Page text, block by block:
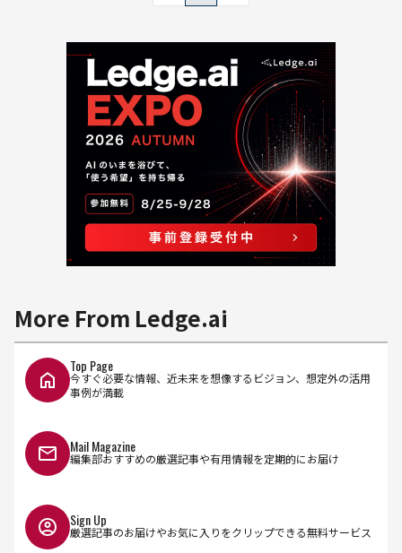
More From Ledge.ai
Top Page
今すぐ必要な情報、近未来を想像するビジョン、想定外の活用
事例が満載
Mail Magazine
編集部おすすめの厳選記事や有用情報を定期的にお届け
Sign Up
厳選記事のお届けやお気に入りをクリップできる無料サービス